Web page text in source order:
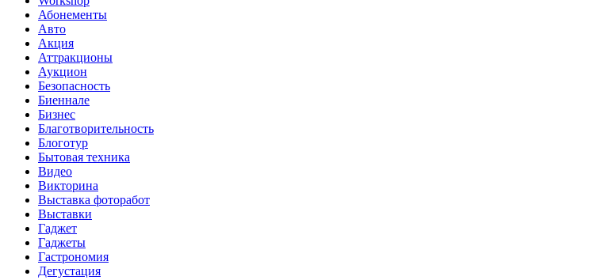
Абонементы
Авто
Акция
Аттракционы
Аукцион
Безопасность
Биеннале
Бизнес
Благотворительность
Блоготур
Бытовая техника
Видео
Викторина
Выставка фоторабот
Выставки
Гаджет
Гаджеты
Гастрономия
Дегустация